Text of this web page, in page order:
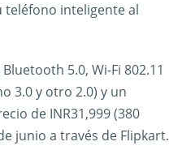
teléfono inteligente al
5.0, Wi-Fi 802.11
3.0 y otro 2.0) y un
de INR31,999 (380
junio a través de Flipkart.